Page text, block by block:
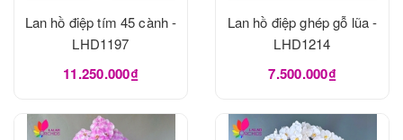
Lan hồ điệp tím 45 cành -
LHD1197
11.250.000₫
Lan hồ điệp ghép gỗ lũa -
LHD1214
7.500.000₫